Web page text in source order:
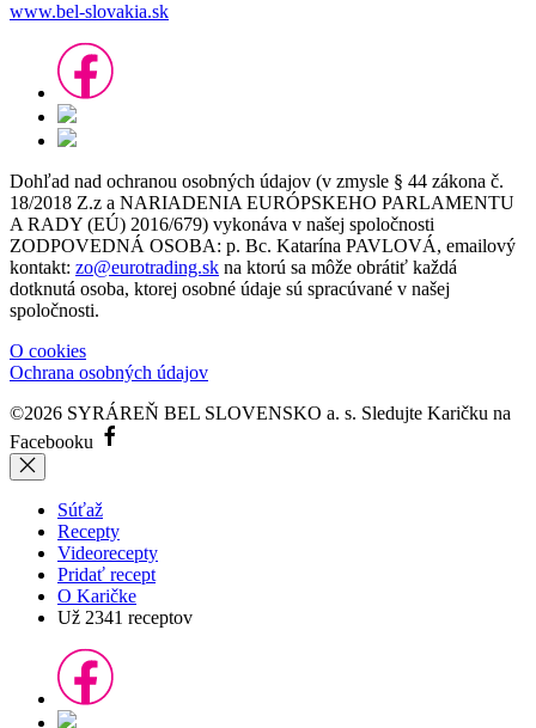
www.bel-slovakia.sk
Dohľad nad ochranou osobných údajov (v zmysle § 44 zákona č.
18/2018 Z.z a NARIADENIA EURÓPSKEHO PARLAMENTU
A RADY (EÚ) 2016/679) vykonáva v našej spoločnosti
ZODPOVEDNÁ OSOBA: p. Bc. Katarína PAVLOVÁ, emailový
kontakt: zo@eurotrading.sk na ktorú sa môže obrátiť každá
dotknutá osoba, ktorej osobné údaje sú spracúvané v našej
spoločnosti.
O cookies
Ochrana osobných údajov
©2026 SYRÁREŇ BEL SLOVENSKO a. s. Sledujte Karičku na
Facebooku
Súťaž
Recepty
Videorecepty
Pridať recept
O Karičke
Už 2341 receptov